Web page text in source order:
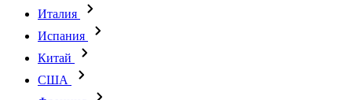
Италия
Испания
Китай
США